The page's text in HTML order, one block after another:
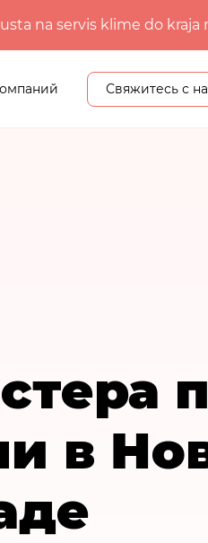
na servis klime do kraja
Свяжитесь с
в